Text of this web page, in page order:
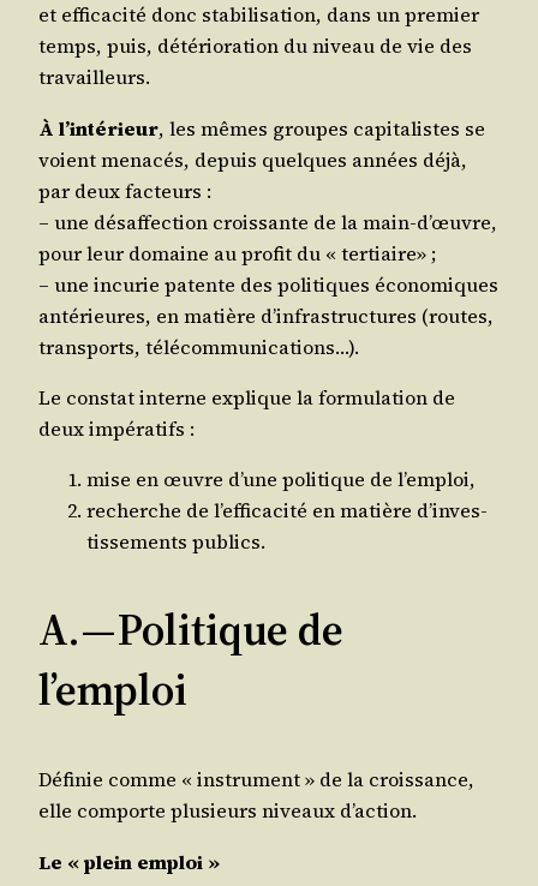
et effi­ca­ci­té donc sta­bi­li­sa­tion, dans un pre­mier
temps, puis, dété­rio­ra­tion du niveau de vie des
travailleurs.
À l’in­té­rieur, les mêmes groupes capi­ta­listes se
voient mena­cés, depuis quelques années déjà,
par deux facteurs :
– une désaf­fec­tion crois­sante de la main-d’œuvre,
pour leur domaine au pro­fit du « tertiaire» ;
– une incu­rie patente des poli­tiques éco­no­miques
anté­rieures, en matière d’in­fra­struc­tures (routes,
trans­ports, télécommunications…).
Le constat interne explique la for­mu­la­tion de
deux impératifs :
mise en œuvre d’une poli­tique de l’emploi,
recherche de l’ef­fi­ca­ci­té en matière d’in­ves­
tis­se­ments publics.
A. — Politique de
l’emploi
Défi­nie comme « ins­tru­ment » de la crois­sance,
elle com­porte plu­sieurs niveaux d’action.
Le « plein emploi »